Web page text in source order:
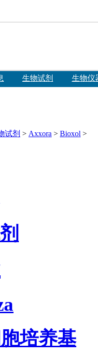
生物试剂 生物仪
试剂 > Axxora > Bioxol >
培养基